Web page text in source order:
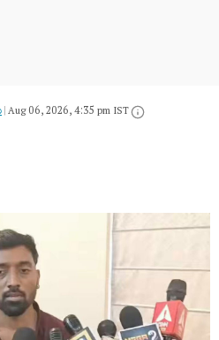
|Aug 06, 2026, 4:35 pm IST